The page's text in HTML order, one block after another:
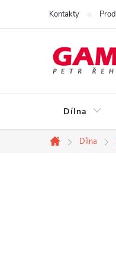
Kontakty
Dílna
Domů
Dílna